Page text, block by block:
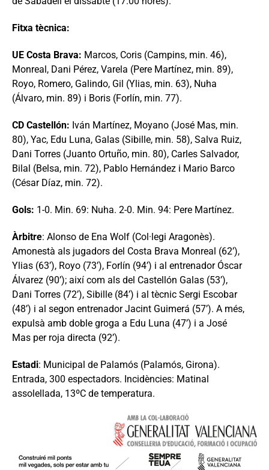
Fitxa tècnica:
UE Costa Brava: Marcos, Coris (Campins, min. 46),
Monreal, Dani Pérez, Varela (Pere Martínez, min. 89),
Royo, Romero, Galindo, Gil (Ylias, min. 63), Nuha
(Álvaro, min. 89) i Boris (Forlín, min. 77).
CD Castellón: Iván Martínez, Moyano (José Mas, min.
80), Yac, Edu Luna, Galas (Sibille, min. 58), Salva Ruiz,
Dani Torres (Juanto Ortuño, min. 80), Carles Salvador,
Bilal (Belsa, min. 72), Pablo Hernández i Mario Barco
(César Díaz, min. 72).
Gols: 1-0. Min. 69: Nuha. 2-0. Min. 94: Pere Martínez.
Àrbitre: Alonso de Ena Wolf (Col·legi Aragonès).
Amonestà als jugadors del Costa Brava Monreal (62’),
Ylias (63’), Royo (73’), Forlín (94’) i al entrenador Óscar
Álvarez (90’); així com als del Castellón Galas (53’),
Dani Torres (72’), Sibille (84’) i al tècnic Sergi Escobar
(48’) i al segon entrenador Jacint Guimerá (57’). A més,
expulsà amb doble groga a Edu Luna (47’) i a José
Mas per roja directa (92’).
Estadi: Municipal de Palamós (Palamós, Girona).
Entrada, 300 espectadors. Incidències: Matinal
assolellada, 13ºC de temperatura.